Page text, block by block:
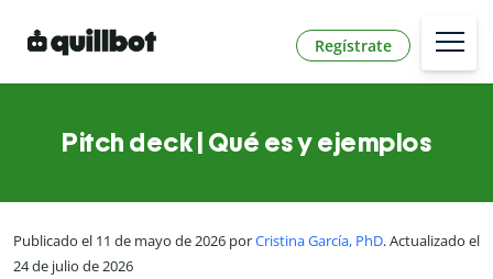
Regístrate
Pitch deck | Qué es y ejemplos
Publicado el 11 de mayo de 2026 porCristina García, PhD. Actualizado el
24 de julio de 2026